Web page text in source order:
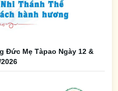
Đức Mẹ Tàpao Ngày 12 &